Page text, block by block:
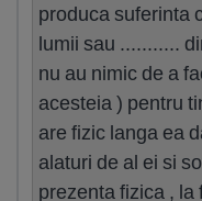
produca suferinta
lumii sau ...........
nu au nimic de a
acesteia ) pentru
are fizic langa ea
alaturi de al ei si
prezenta fizica , la